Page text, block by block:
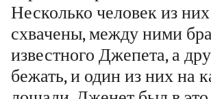
Несколько человек из
схвачены, между ними
известного Джепета, а
бежать, и один из них на